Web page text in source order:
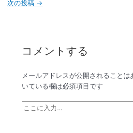
次の投稿 →
コメントする
メールアドレスが公開されることは
いている欄は必須項目です
こ